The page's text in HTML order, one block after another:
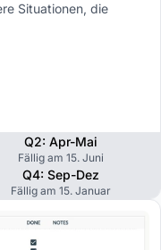
Situationen, die
Q2: Apr-Mai
Fällig am 15. Juni
Q4: Sep-Dez
Fällig am 15. Januar